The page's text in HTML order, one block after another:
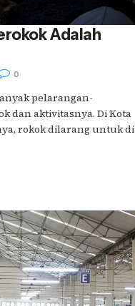
Adalah
0
pelarangan-
dan aktivitasnya. Di Kota
rokok dilarang untuk di